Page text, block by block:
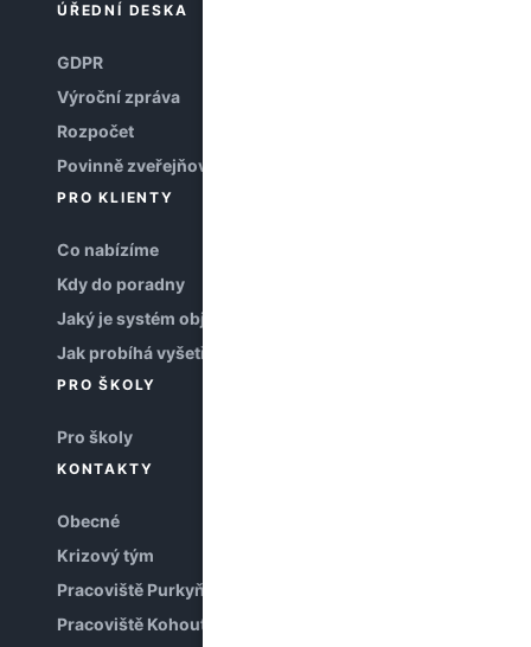
ÚŘEDNÍ DESKA
GDPR
Výroční zpráva
Rozpočet
Povinně zveřejňované informace
PRO KLIENTY
Co nabízíme
Kdy do poradny
Jaký je systém objednávání
Jak probíhá vyšetření
PRO ŠKOLY
Pro školy
KONTAKTY
Obecné
Krizový tým
Pracoviště Purkyňova
Pracoviště Kohoutova